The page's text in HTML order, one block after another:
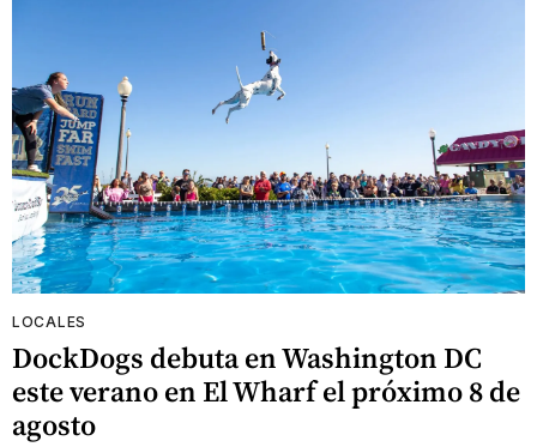
LOCALES
DockDogs debuta en Washington DC
este verano en El Wharf el próximo 8 de
agosto